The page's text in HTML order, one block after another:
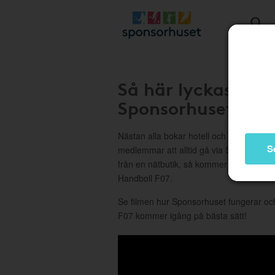
Så här lyckas ni
Sponsorhuset
Nästan alla bokar hotell och handlar
medlemmar att alltid gå via
från en nätbutik, så kommer det att bli
Handboll F07.
Se filmen hur Sponsorhuset fungerar
F07 kommer igång på bästa sätt!